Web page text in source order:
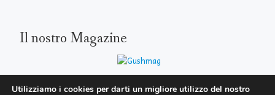
Il nostro Magazine
Utilizziamo i cookies per darti un migliore utilizzo del nostro